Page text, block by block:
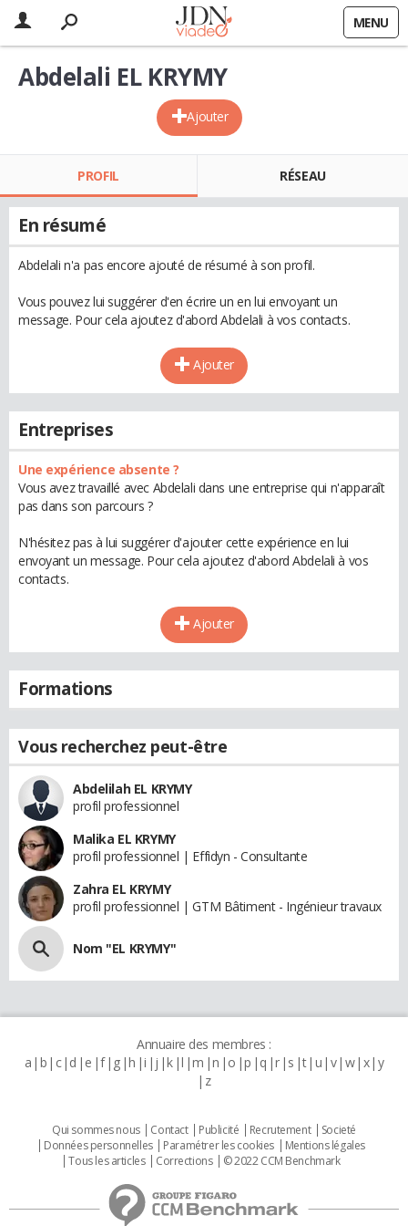
MENU
Ajouter
Abdelali EL KRYMY
PROFIL RÉSEAU
En résumé
Abdelali n'a pas encore ajouté de résumé à son profil.
Vous pouvez lui suggérer d'en écrire un en lui envoyant un
message. Pour cela ajoutez d'abord Abdelali à vos contacts.
Ajouter
Entreprises
Une expérience absente ?
Vous avez travaillé avec Abdelali dans une entreprise qui n'apparaît
pas dans son parcours ?
N'hésitez pas à lui suggérer d'ajouter cette expérience en lui
envoyant un message. Pour cela ajoutez d'abord Abdelali à vos
contacts.
Ajouter
Formations
Vous recherchez peut-être
Abdelilah EL KRYMY
profil professionnel
Malika EL KRYMY
profil professionnel | Effidyn - Consultante
Zahra EL KRYMY
profil professionnel | GTM Bâtiment - Ingénieur travaux
Nom "EL KRYMY"
Annuaire des membres :
a b c d e f g h i j k l m n o p q r s t u v w x y
z
Qui sommes nous Contact Publicité Recrutement
Societé
Données personnelles
Paramétrer les cookies
Mentions légales
Tous les articles
Corrections © 2022 CCM Benchmark